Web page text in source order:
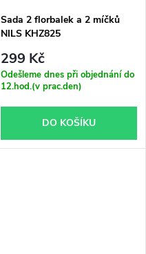
Sada 2 florbalek a 2 míčků
NILS KHZ825
299 Kč
Odešleme dnes při objednání do
12.hod.(v prac.den)
DO KOŠÍKU